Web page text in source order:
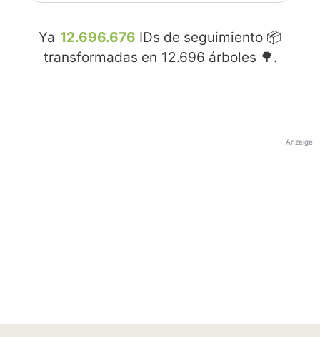
Ya 12.696.676 IDs de seguimiento 📦
transformadas en 12.696 árboles 🌳.
Anzeige